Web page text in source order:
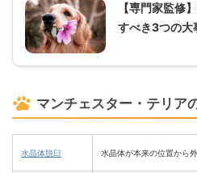
【専門家監修
すべき3つの大
マンチェスター・テリア
水晶体脱臼 水晶体が本来の位置から